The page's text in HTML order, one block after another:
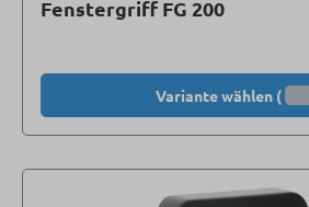
Fenstergriff FG 200
Variante wählen (